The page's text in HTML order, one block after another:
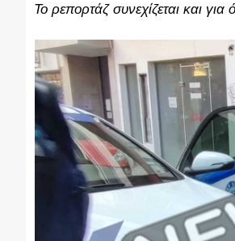
Το ρεπορτάζ συνεχίζεται και